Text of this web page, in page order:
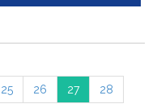
25 26 27 28